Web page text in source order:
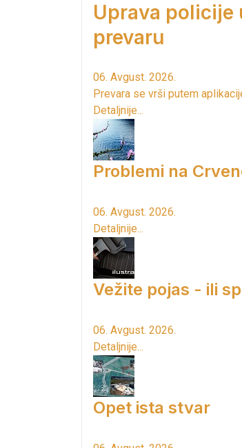
Uprava policije
prevaru
06. Avgust. 2026.
Prevara se vrši putem
Detaljnije...
Problemi na
06. Avgust. 2026.
Detaljnije...
Vežite pojas - ili
06. Avgust. 2026.
Detaljnije...
Opet ista stvar